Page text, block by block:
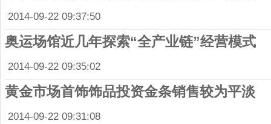
2014-09-22 09:37:50
奥运场馆近几年探索“全产业链”经营模式
2014-09-22 09:35:02
黄金市场首饰饰品投资金条销售较为平淡
2014-09-22 09:31:08